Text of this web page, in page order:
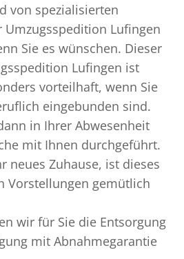
von spezialisierten
Lufingen
Sie es wünschen. Dieser
Lufingen ist
vorteilhaft, wenn Sie
eingebunden sind.
in Ihrer Abwesenheit
mit Ihnen durchgeführt.
neues Zuhause, ist dieses
Vorstellungen gemütlich
wir für Sie die Entsorgung
mit Abnahmegarantie